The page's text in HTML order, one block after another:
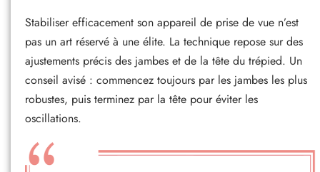
Stabiliser efficacement son appareil de prise de vue n’est
pas un art réservé à une élite. La technique repose sur des
ajustements précis des jambes et de la tête du trépied. Un
conseil avisé : commencez toujours par les jambes les plus
robustes, puis terminez par la tête pour éviter les
oscillations.